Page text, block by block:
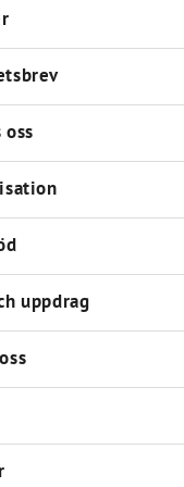
oss
uppdrag